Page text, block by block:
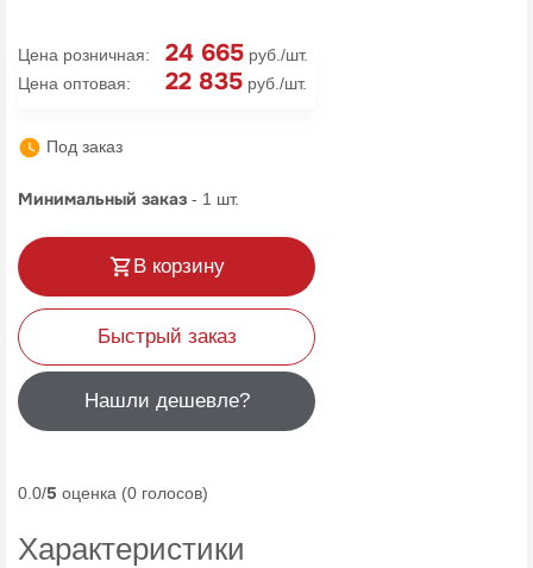
Цена розничная: 24 665 руб./шт.
Цена оптовая:
22 835 руб./шт.
Под заказ
Минимальный заказ - 1 шт.
В корзину
Быстрый заказ
Нашли дешевле?
0.0/5 оценка (0 голосов)
Характеристики